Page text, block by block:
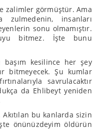
zalimler görmüştür. Ama
insanları
sonu olmamıştır.
bitmez. İşte bunu
kesilince her şey
bitmeyecek. Şu kumlar
savrulacaktır
da Ehlibeyt yeniden
bu kanlarda sizin
önünüzdeyim öldürün